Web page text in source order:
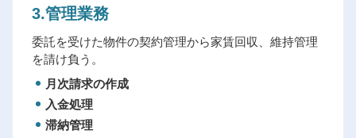
3.管理業務
委託を受けた物件の契約管理から家賃回収、維持管理
を請け負う。
月次請求の作成
入金処理
滞納管理